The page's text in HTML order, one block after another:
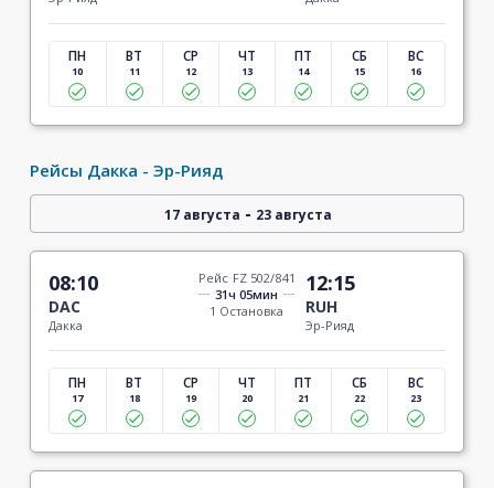
ПН
10
ВТ
11
СР
12
ЧТ
13
ПТ
14
СБ
15
ВС
16
Рейсы Дакка - Эр-Рияд
17 августа - 23 августа
08:10
DAC
Дакка
Рейс FZ 502/841
31ч 05мин
1 Остановка
12:15
RUH
Эр-Рияд
ПН
17
ВТ
18
СР
19
ЧТ
20
ПТ
21
СБ
22
ВС
23